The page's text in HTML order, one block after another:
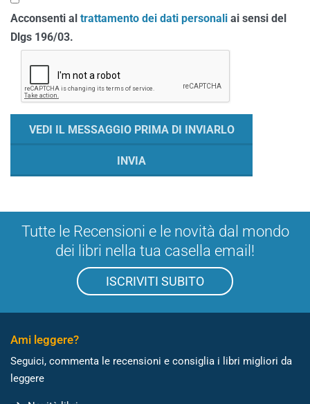
Acconsenti al trattamento dei dati personali ai sensi del
Dlgs 196/03.
Tutte le Recensioni e le novità dal mondo
dei libri nella tua casella email!
ISCRIVITI SUBITO
Ami leggere?
Seguici, commenta le recensioni e consiglia i libri migliori da
leggere